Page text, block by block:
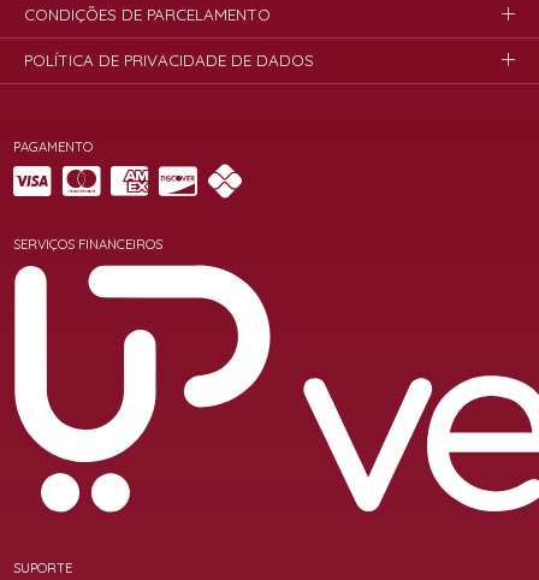
PAGAMENTO
SERVIÇOS FINANCEIROS
SUPORTE
CONDIÇÕES DE PARCELAMENTO
POLÍTICA DE PRIVACIDADE DE DADOS